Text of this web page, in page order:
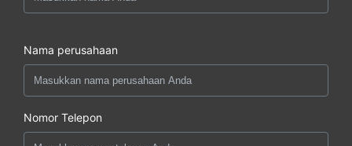
Nama perusahaan
Nomor Telepon